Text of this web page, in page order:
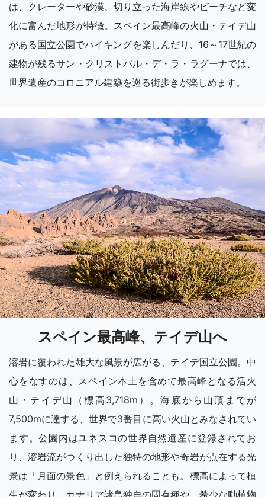
は、クレーターや砂漠、切り立った海岸線やビーチなど変
化に富んだ地形が特徴。スペイン最高峰の火山・テイデ山
がある国立公園でハイキングを楽しんだり、16～17世紀の
建物が残るサン・クリストバル・デ・ラ・ラグーナでは、
世界遺産のコロニアル建築を巡る街歩きが楽しめます。
スペイン最高峰、テイデ山へ
溶岩に覆われた雄大な風景が広がる、テイデ国立公園。中
心をなすのは、スペイン本土を含めて最高峰となる活火
山・テイデ山（標高3,718m）。海底から山頂までが
7,500mに達する、世界で3番目に高い火山とみなされてい
ます。公園内はユネスコの世界自然遺産に登録されてお
り、溶岩流がつくり出した独特の地形や奇岩が点在する光
景は「月面の景色」と例えられることも。標高によって植